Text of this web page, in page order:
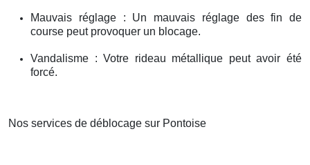
Mauvais réglage : Un mauvais réglage des fin de
course peut provoquer un blocage.
Vandalisme : Votre rideau métallique peut avoir été
forcé.
Nos services de déblocage sur Pontoise